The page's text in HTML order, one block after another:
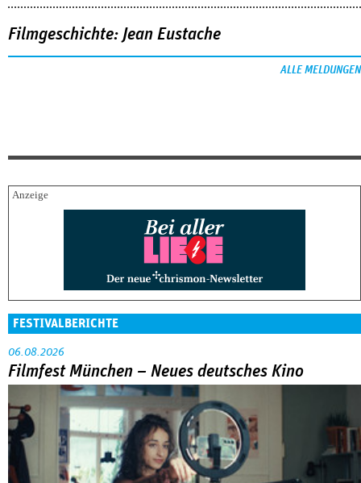
Filmgeschichte: Jean Eustache
ALLE MELDUNGEN
FESTIVALBERICHTE
06.08.2026
Filmfest München – Neues deutsches Kino